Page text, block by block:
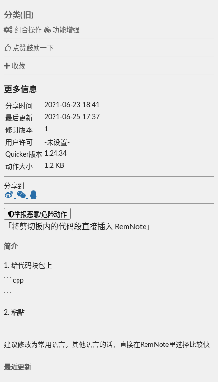
分类(旧)
组合操作 功能增强
点赞鼓励一下
收藏
更多信息
分享时间
2021-06-23 18:41
最后更新
2021-06-25 17:37
修订版本
1
用户许可
-未设置-
Quicker版本 1.24.34
动作大小
1.2 KB
分享到
举报恶意/危险动作
「将剪切板内的代码段直接插入 RemNote」
简介
1. 给代码块包上
```cpp
2. 粘贴
建议修改为常用语言，其他语言的话，直接在RemNote里选择比较快
最近更新